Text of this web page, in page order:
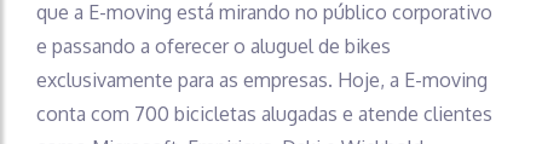
que a E-moving está mirando no público corporativo
e passando a oferecer o aluguel de bikes
exclusivamente para as empresas. Hoje, a E-moving
conta com 700 bicicletas alugadas e atende clientes